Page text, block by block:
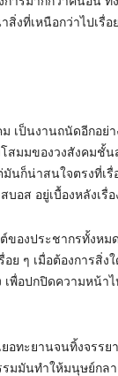
ที่เหนือกว่าไปเรื่อ
ป็นงานถนัดอีกอย่า
สมมของวงสังคมชั้น
นก็น่าสนใจตรงที่เรื่
อส อยู่เบื้องหลังเรื่อ
ของประชากรทั้งห
ย ๆ เมื่อต้องการสิ่ง
เพื่อปกปิดความหน้า
ทะยานจนทิ้งจรรย
รมมันทำให้มนุษย์กล